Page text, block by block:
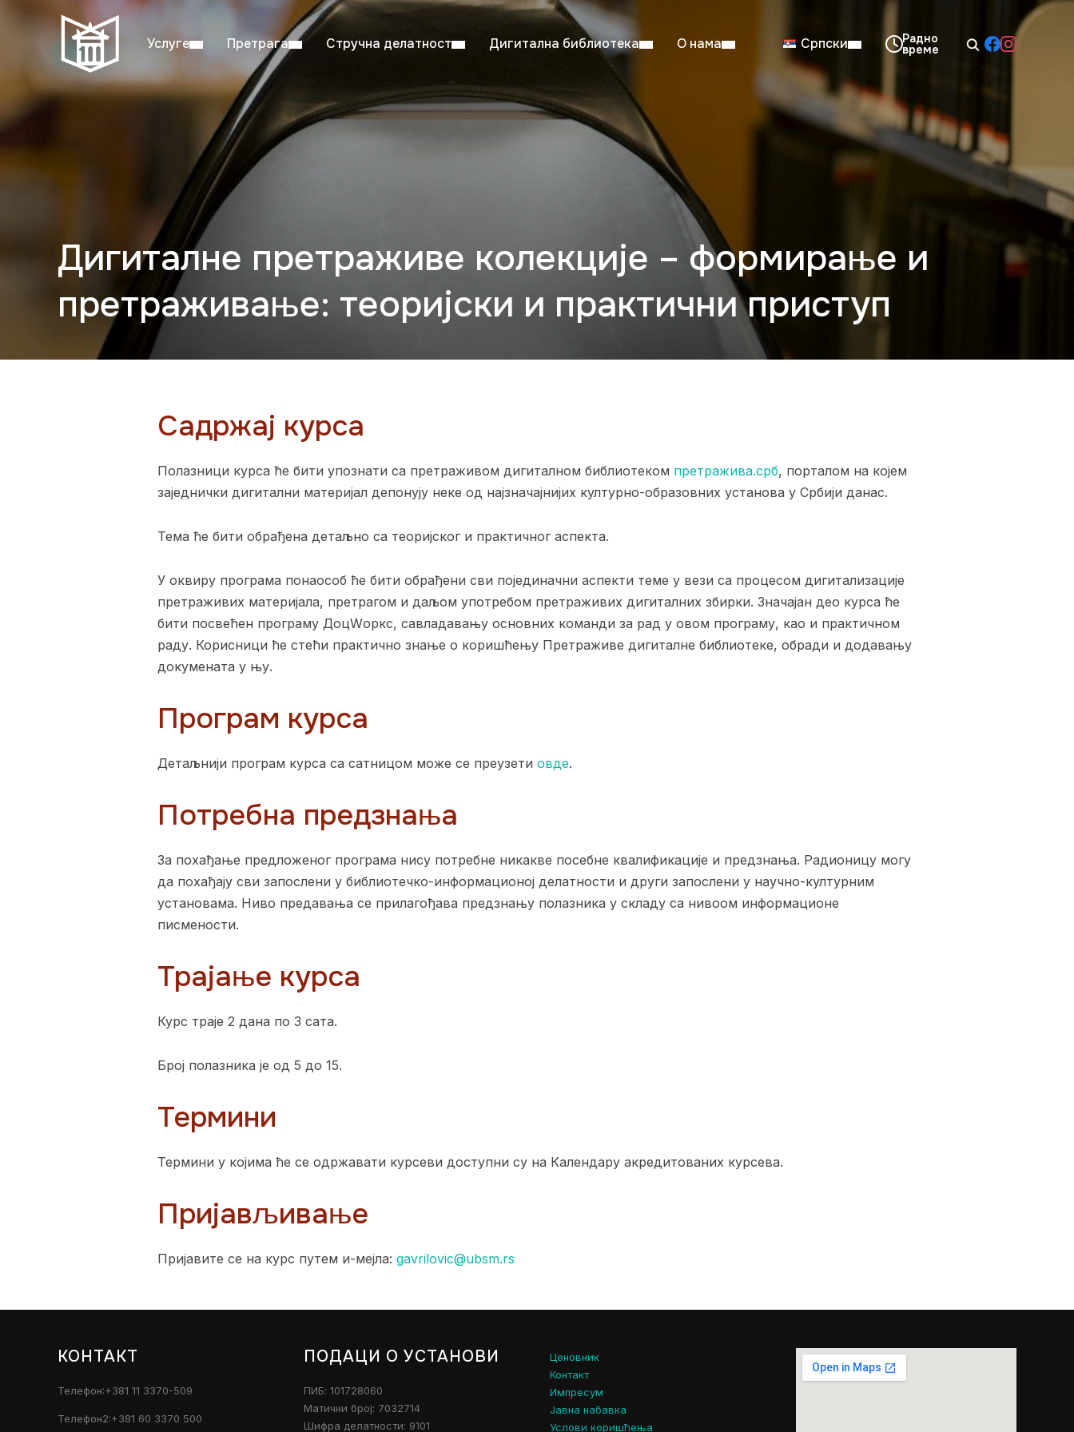
Услуге Претрага Стручна делатност Дигитална библиотека О нама Српски
Дигиталне претраживе колекције – формирање и
претраживање: теоријски и практични приступ
Садржај курса
Полазници курса ће бити упознати са претраживом дигиталном библиотеком претражива.срб, порталом на којем
заједнички дигитални материјал депонују неке од најзначајнијих културно-образовних установа у Србији данас.
Тема ће бити обрађена детаљно са теоријског и практичног аспекта.
У оквиру програма понаособ ће бити обрађени сви појединачни аспекти теме у вези са процесом дигитализације
претраживих материјала, претрагом и даљом употребом претраживих дигиталних збирки. Значајан део курса ће
бити посвећен програму ДоцWоркс, савладавању основних команди за рад у овом програму, као и практичном
раду. Корисници ће стећи практично знање о коришћењу Претраживе дигиталне библиотеке, обради и додавању
докумената у њу.
Програм курса
Детаљнији програм курса са сатницом може се преузети овде.
Потребна предзнања
За похађање предложеног програма нису потребне никакве посебне квалификације и предзнања. Радионицу могу
да похађају сви запослени у библиотечко-информационој делатности и други запослени у научно-културним
установама. Ниво предавања се прилагођава предзнању полазника у складу са нивоом информационе
писмености.
Трајање курса
Курс траје 2 дана по 3 сата.
Број полазника је од 5 до 15.
Термини
Термини у којима ће се одржавати курсеви доступни су на Календару акредитованих курсева.
Пријављивање
Пријавите се на курс путем и-мејла: gavrilovic@ubsm.rs
КОНТАКТ
Телефон:+381 11 3370-509
Телефон2:+381 60 3370 500
ПОДАЦИ О УСТАНОВИ
ПИБ: 101728060
Матични број: 7032714
Шифра делатности: 9101
Ценовник
Контакт
Импресум
Јавна набавка
Услови коришћења
Студентска читаоница: 08:00–23:00 Суб: 08:00–14:00 Нед: Затворено
Радно време од 06. јула до 29. августа